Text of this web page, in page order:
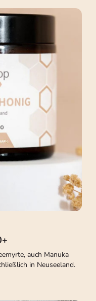
auch Manuka
in Neuseeland.